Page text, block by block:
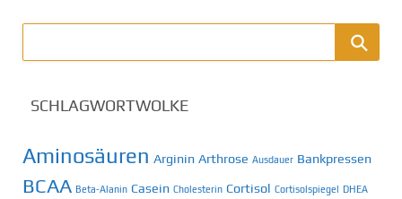
SCHLAGWORTWOLKE
Aminosäuren Arginin Arthrose Ausdauer Bankpressen
BCAA Beta-Alanin Casein Cholesterin Cortisol Cortisolspiegel DHEA